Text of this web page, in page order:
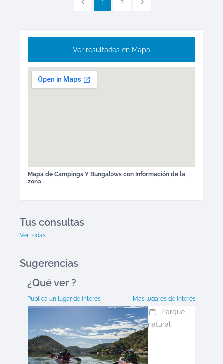
1 2
Ver resultados en Mapa
Mapa de Campings Y Bungalows con Información de la
zona
Tus consultas
Ver todas
Sugerencias
¿Qué ver ?
Publica un lugar de interés Más lugares de interés
Parque
natural